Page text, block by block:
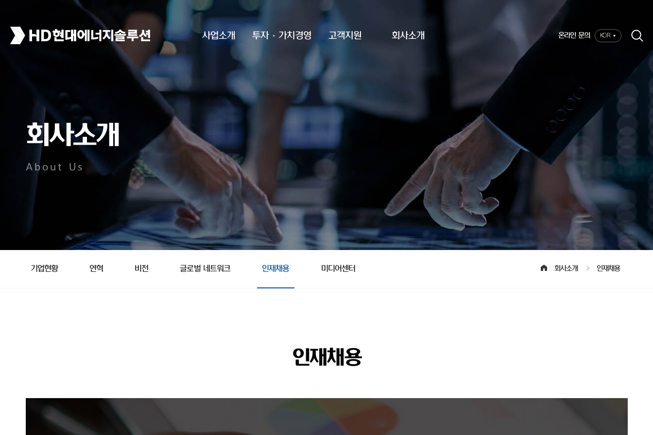
사업소개 투자·가치경영 고객지원 회사소개 온라인 문의 KOR
회사소개
About Us
기업현황 연혁 비전 글로벌 네트워크 인재채용 미디어센터 회사소개 인재채용
인재채용